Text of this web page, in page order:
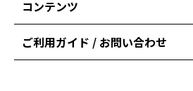
コンテンツ
ご利用ガイド / お問い合わせ